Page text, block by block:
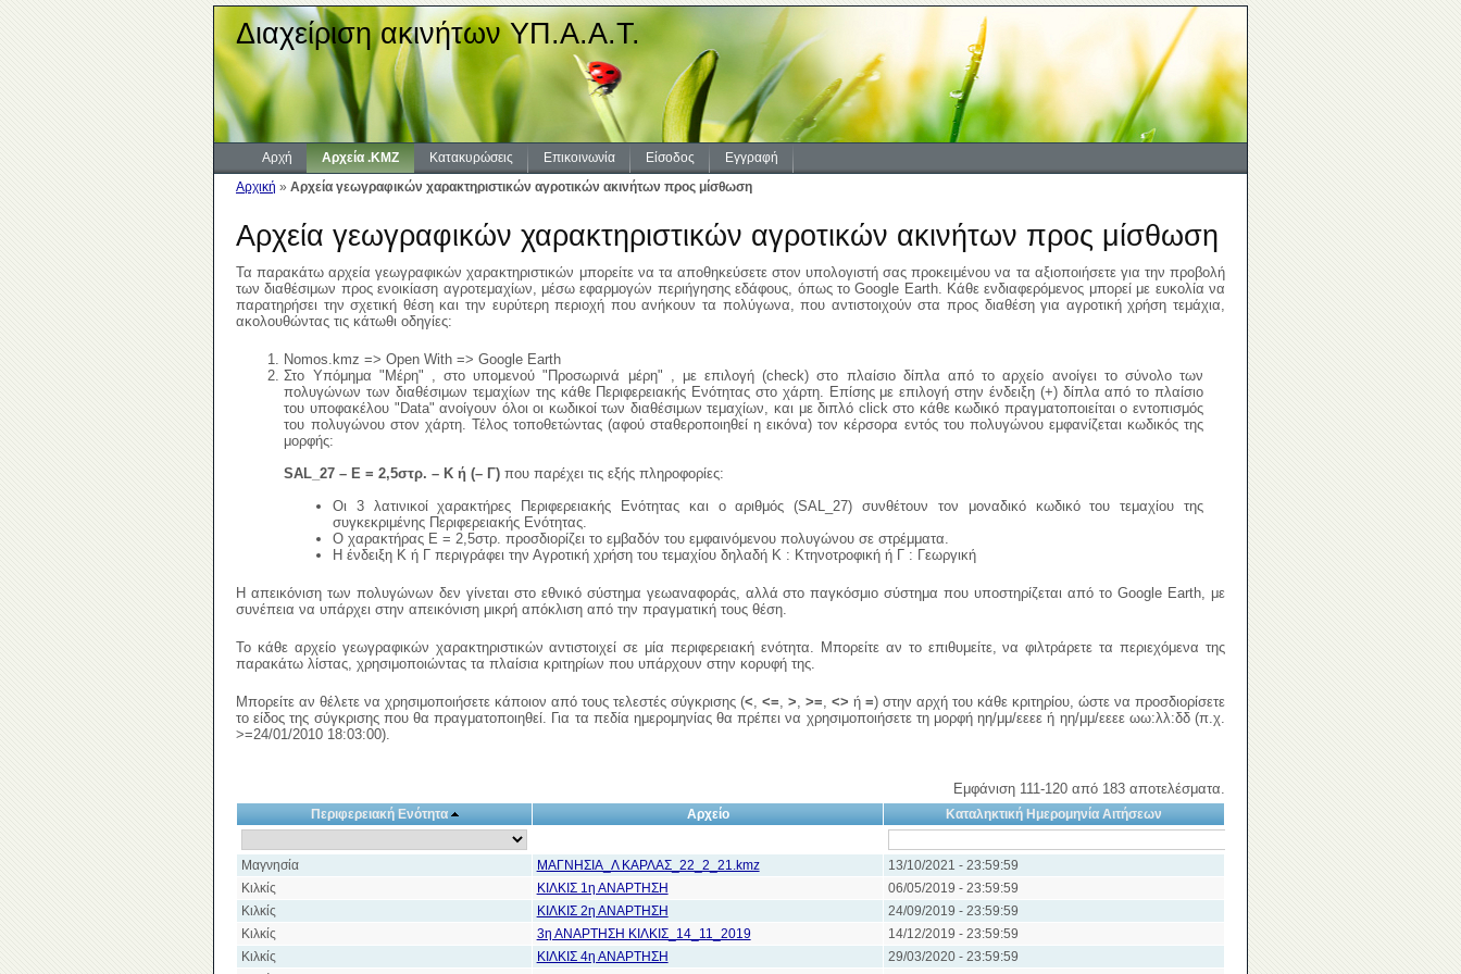
Διαχείριση ακινήτων ΥΠ.Α.Α.Τ.
Αρχή Αρχεία .KMZ Κατακυρώσεις Επικοινωνία Είσοδος
Εγγραφή
Αρχική » Αρχεία γεωγραφικών χαρακτηριστικών αγροτικών ακινήτων προς μίσθωση
Αρχεία γεωγραφικών χαρακτηριστικών αγροτικών ακινήτων προς μίσθωση
Τα παρακάτω αρχεία γεωγραφικών χαρακτηριστικών μπορείτε να τα αποθηκεύσετε στον υπολογιστή σας προκειμένου να τα αξιοποιήσετε για την προβολή
των διαθέσιμων προς ενοικίαση αγροτεμαχίων, μέσω εφαρμογών περιήγησης εδάφους, όπως το Google Earth. Κάθε ενδιαφερόμενος μπορεί με ευκολία να
παρατηρήσει την σχετική θέση και την ευρύτερη περιοχή που ανήκουν τα πολύγωνα, που αντιστοιχούν στα προς διαθέση για αγροτική χρήση τεμάχια,
ακολουθώντας τις κάτωθι οδηγίες:
Nomos.kmz => Open With => Google Earth
Στο Υπόμημα "Μέρη" , στο υπομενού "Προσωρινά μέρη" , με επιλογή (check) στο πλαίσιο δίπλα από το αρχείο ανοίγει το σύνολο των
πολυγώνων των διαθέσιμων τεμαχίων της κάθε Περιφερειακής Ενότητας στο χάρτη. Επίσης με επιλογή στην ένδειξη (+) δίπλα από το πλαίσιο
του υποφακέλου "Data" ανοίγουν όλοι οι κωδικοί των διαθέσιμων τεμαχίων, και με διπλό click στο κάθε κωδικό πραγματοποιείται ο εντοπισμός
του πολυγώνου στον χάρτη. Τέλος τοποθετώντας (αφού σταθεροποιηθεί η εικόνα) τον κέρσορα εντός του πολυγώνου εμφανίζεται κωδικός της
μορφής:
SAL_27 – E = 2,5στρ. – Κ ή (– Γ) που παρέχει τις εξής πληροφορίες:
Οι 3 λατινικοί χαρακτήρες Περιφερειακής Ενότητας και ο αριθμός (SAL_27) συνθέτουν τον μοναδικό κωδικό του τεμαχίου της
συγκεκριμένης Περιφερειακής Ενότητας.
Ο χαρακτήρας Ε = 2,5στρ. προσδιορίζει το εμβαδόν του εμφαινόμενου πολυγώνου σε στρέμματα.
Η ένδειξη Κ ή Γ περιγράφει την Αγροτική χρήση του τεμαχίου δηλαδή Κ : Κτηνοτροφική ή Γ : Γεωργική
Η απεικόνιση των πολυγώνων δεν γίνεται στο εθνικό σύστημα γεωαναφοράς, αλλά στο παγκόσμιο σύστημα που υποστηρίζεται από το Google Earth, με
συνέπεια να υπάρχει στην απεικόνιση μικρή απόκλιση από την πραγματική τους θέση.
Το κάθε αρχείο γεωγραφικών χαρακτηριστικών αντιστοιχεί σε μία περιφερειακή ενότητα. Μπορείτε αν το επιθυμείτε, να φιλτράρετε τα περιεχόμενα της
παρακάτω λίστας, χρησιμοποιώντας τα πλαίσια κριτηρίων που υπάρχουν στην κορυφή της.
Μπορείτε αν θέλετε να χρησιμοποιήσετε κάποιον από τους τελεστές σύγκρισης (<, <=, >, >=, <> ή =) στην αρχή του κάθε κριτηρίου, ώστε να προσδιορίσετε
το είδος της σύγκρισης που θα πραγματοποιηθεί. Για τα πεδία ημερομηνίας θα πρέπει να χρησιμοποιήσετε τη μορφή ηη/μμ/εεεε ή ηη/μμ/εεεε ωω:λλ:δδ (π.χ.
>=24/01/2010 18:03:00).
Εμφάνιση 111-120 από 183 αποτελέσματα.
Περιφερειακή Ενότητα Αρχείο Καταληκτική Ημερομηνία Αιτήσεων
Μαγνησία ΜΑΓΝΗΣΙΑ_Λ ΚΑΡΛΑΣ_22_2_21.kmz
13/10/2021 - 23:59:59
Κιλκίς
ΚΙΛΚΙΣ 1η ΑΝΑΡΤΗΣΗ
06/05/2019 - 23:59:59
Κιλκίς
ΚΙΛΚΙΣ 2η ΑΝΑΡΤΗΣΗ
24/09/2019 - 23:59:59
Κιλκίς
3η ΑΝΑΡΤΗΣΗ ΚΙΛΚΙΣ_14_11_2019
14/12/2019 - 23:59:59
Κιλκίς
ΚΙΛΚΙΣ 4η ΑΝΑΡΤΗΣΗ
29/03/2020 - 23:59:59